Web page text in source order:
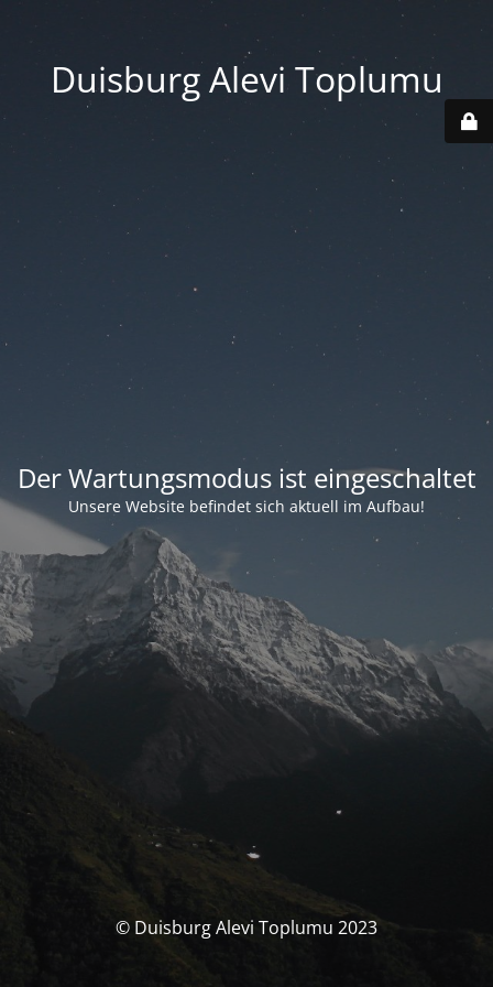
Duisburg Alevi Toplumu
Der Wartungsmodus ist eingeschaltet
Unsere Website befindet sich aktuell im Aufbau!
© Duisburg Alevi Toplumu 2023